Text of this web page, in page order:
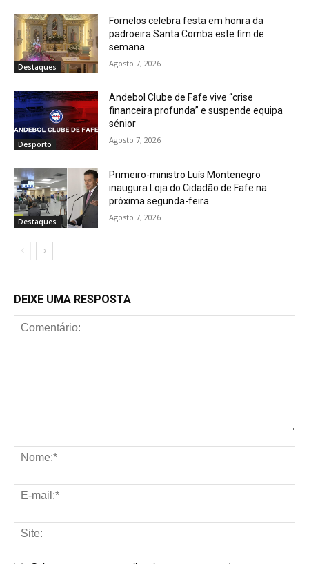
Destaques
Fornelos celebra festa em honra da
padroeira Santa Comba este fim de
semana
Agosto 7, 2026
Desporto
Andebol Clube de Fafe vive “crise
financeira profunda” e suspende equipa
sénior
Agosto 7, 2026
Destaques
Primeiro-ministro Luís Montenegro
inaugura Loja do Cidadão de Fafe na
próxima segunda-feira
Agosto 7, 2026
DEIXE UMA RESPOSTA